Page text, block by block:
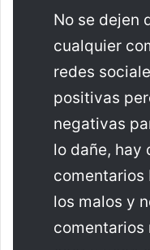
No se dejen
cualquier
redes
positivas
negativas
lo dañe, hay
comentarios
los malos y
comentarios